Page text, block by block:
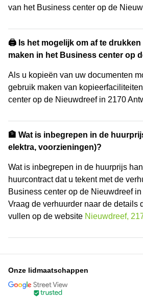
van het Business center op de
🖨️ Is het mogelijk om af te drukken
maken in het Business center op
Als u kopieën van uw documenten
gebruik maken van
center op de Nieuwdreef in 2170
🏦 Wat is inbegrepen in de
elektra, voorzieningen)?
Wat is inbegrepen in de huurprijs
huurcontract dat u tekent met de
Business center op de Nieuwdreef
Vraag de verhuurder naar de details
vullen op de website Nieuwdreef,
Onze lidmaatschappen